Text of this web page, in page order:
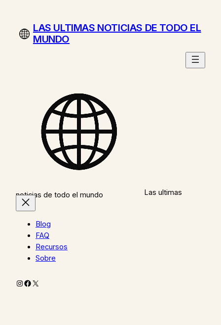
contenidoLAS ULTIMAS NOTICIAS DE TODO EL
MUNDO
Las ultimas
noticias de todo el mundo
Blog
FAQ
Recursos
Sobre
Instagram
Facebook
X